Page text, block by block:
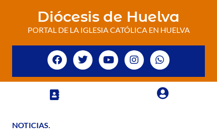
Diócesis de Huelva
PORTAL DE LA IGLESIA CATÓLICA EN HUELVA
NOTICIAS.